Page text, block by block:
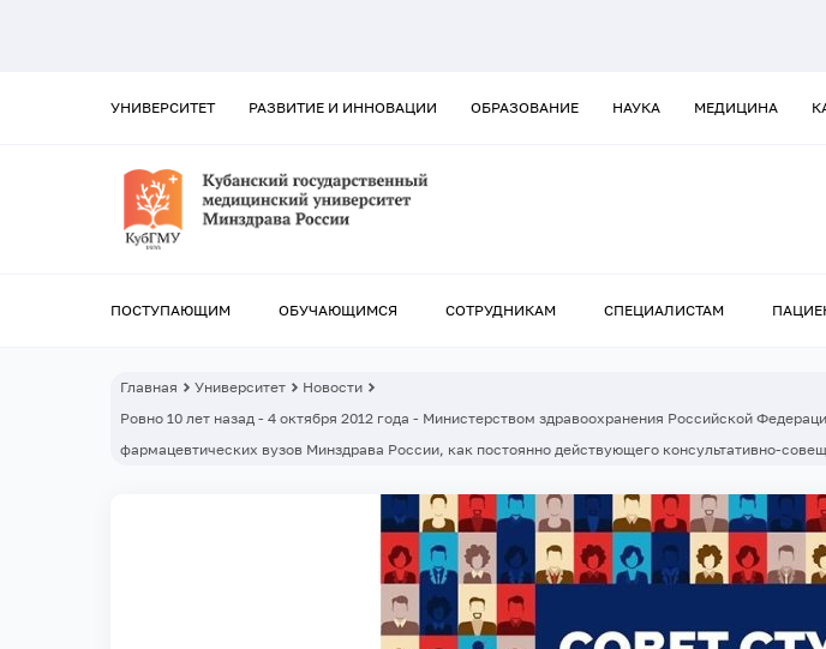
УНИВЕРСИТЕТ РАЗВИТИЕ И ИННОВАЦИИ ОБРАЗОВАНИЕ НАУКА МЕДИЦИНА
ПОСТУПАЮЩИМ ОБУЧАЮЩИМСЯ СОТРУДНИКАМ СПЕЦИАЛИСТАМ
Главная Университет
Новости
Ровно 10 лет назад - 4 октября 2012 года - Министерством здравоохранения Российской
фармацевтических вузов Минздрава России, как постоянно действующего консультативно-